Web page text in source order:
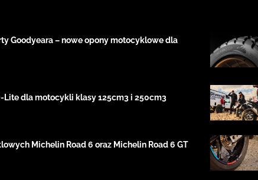
Goodyeara – nowe opony motocyklowe dla
Lite dla motocykli klasy 125cm3 i 250cm3
Michelin Road 6 oraz Michelin Road 6 GT